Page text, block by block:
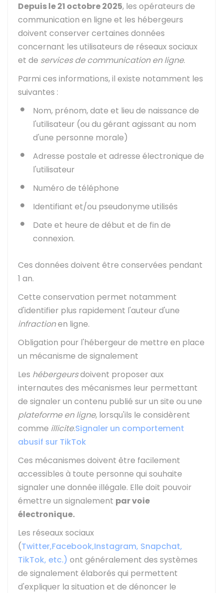
Depuis le 21 octobre 2025, les opérateurs de
communication en ligne et les hébergeurs
doivent conserver certaines données
concernant les utilisateurs de réseaux sociaux
et de services de communication en ligne.
Parmi ces informations, il existe notamment les
suivantes :
Nom, prénom, date et lieu de naissance de
l'utilisateur (ou du gérant agissant au nom
d'une personne morale)
Adresse postale et adresse électronique de
l'utilisateur
Numéro de téléphone
Identifiant et/ou pseudonyme utilisés
Date et heure de début et de fin de
connexion.
Ces données doivent être conservées pendant
1 an.
Cette conservation permet notamment
d'identifier plus rapidement l'auteur d'une
infractionen ligne.
Obligation pour l'hébergeur de mettre en place
un mécanisme de signalement
Les hébergeursdoivent proposer aux
internautes des mécanismes leur permettant
de signaler un contenu publié sur un site ou une
plateforme en ligne, lorsqu'ils le considèrent
comme illicite.Signaler un comportement
abusif sur TikTok
Ces mécanismes doivent être facilement
accessibles à toute personne qui souhaite
signaler une donnée illégale. Elle doit pouvoir
émettre un signalement par voie
électronique.
Les réseaux sociaux
(Twitter,Facebook,Instagram, Snapchat,
TikTok, etc.) ont généralement des systèmes
de signalement élaborés qui permettent
d'expliquer la situation et de dénoncer le